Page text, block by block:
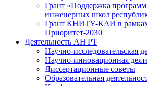
Грант «Поддержка
инженерных школ
Грант КНИТУ-КАИ в
Приоритет-2030
Деятельность АН РТ
Научно-исследовательская
Научно-инновационная
Диссертационные советы
Образовательная